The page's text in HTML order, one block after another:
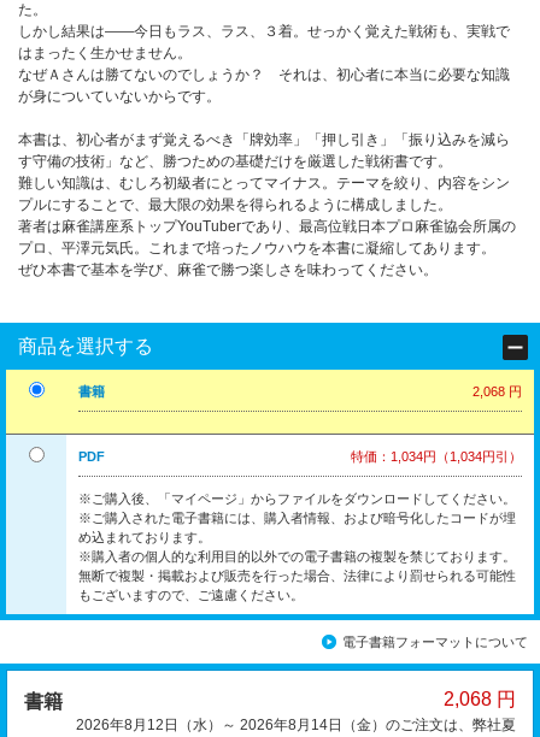
た。
しかし結果は――今日もラス、ラス、３着。せっかく覚えた戦術も、実戦で
はまったく生かせません。
なぜＡさんは勝てないのでしょうか？ それは、初心者に本当に必要な知識
が身についていないからです。
本書は、初心者がまず覚えるべき「牌効率」「押し引き」「振り込みを減ら
す守備の技術」など、勝つための基礎だけを厳選した戦術書です。
難しい知識は、むしろ初級者にとってマイナス。テーマを絞り、内容をシン
プルにすることで、最大限の効果を得られるように構成しました。
著者は麻雀講座系トップYouTuberであり、最高位戦日本プロ麻雀協会所属の
プロ、平澤元気氏。これまで培ったノウハウを本書に凝縮してあります。
ぜひ本書で基本を学び、麻雀で勝つ楽しさを味わってください。
商品を選択する
書籍 2,068 円
PDF 特価：1,034円（1,034円引）
※ご購入後、「マイページ」からファイルをダウンロードしてください。
※ご購入された電子書籍には、購入者情報、および暗号化したコードが埋
め込まれております。
※購入者の個人的な利用目的以外での電子書籍の複製を禁じております。
無断で複製・掲載および販売を行った場合、法律により罰せられる可能性
もございますので、ご遠慮ください。
電子書籍フォーマットについて
書籍 2,068 円
2026年8月12日（水）～ 2026年8月14日（金）のご注文は、弊社夏